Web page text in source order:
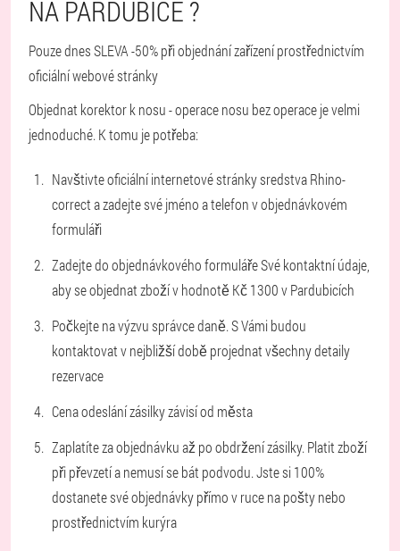
NA PARDUBICE ?
Pouze dnes SLEVA -50% při objednání zařízení prostřednictvím
oficiální webové stránky
Objednat korektor k nosu - operace nosu bez operace je velmi
jednoduché. K tomu je potřeba:
Navštivte oficiální internetové stránky sredstva Rhino-
correct a zadejte své jméno a telefon v objednávkovém
formuláři
Zadejte do objednávkového formuláře Své kontaktní údaje,
aby se objednat zboží v hodnotě Kč 1300 v Pardubicích
Počkejte na výzvu správce daně. S Vámi budou
kontaktovat v nejbližší době projednat všechny detaily
rezervace
Cena odeslání zásilky závisí od města
Zaplatíte za objednávku až po obdržení zásilky. Platit zboží
při převzetí a nemusí se bát podvodu. Jste si 100%
dostanete své objednávky přímo v ruce na pošty nebo
prostřednictvím kurýra